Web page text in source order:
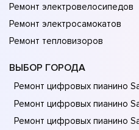
Ремонт электровелосипедов
Ремонт электросамокатов
Ремонт тепловизоров
ВЫБОР ГОРОДА
Ремонт цифровых пианино
Ремонт цифровых пианино
Ремонт цифровых пианино